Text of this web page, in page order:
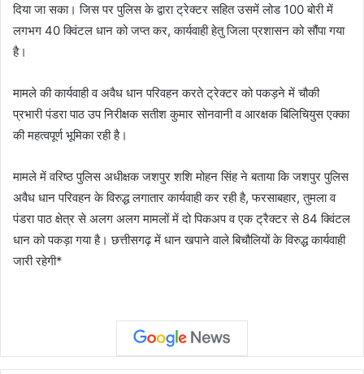
दिया जा सका। जिस पर पुलिस के द्वारा ट्रेक्टर सहित उसमें लोड 100 बोरी में
लगभग 40 क्विंटल धान को जप्त कर, कार्यवाही हेतु जिला प्रशासन को सौंपा गया
है।
मामले की कार्यवाही व अवैध धान परिवहन करते ट्रेक्टर को पकड़ने में चौकी
प्रभारी पंडरा पाठ उप निरीक्षक सतीश कुमार सोनवानी व आरक्षक बिलिचियुस एक्का
की महत्वपूर्ण भूमिका रही है।
मामले में वरिष्ठ पुलिस अधीक्षक जशपुर शशि मोहन सिंह ने बताया कि जशपुर पुलिस
अवैध धान परिवहन के विरुद्ध लगातार कार्यवाही कर रही है, फरसाबहार, तुमला व
पंडरा पाठ क्षेत्र से अलग अलग मामलों में दो पिकअप व एक ट्रैक्टर से 84 क्विंटल
धान को पकड़ा गया है। छत्तीसगढ़ में धान खपाने वाले बिचौलियों के विरुद्ध कार्यवाही
जारी रहेगी*